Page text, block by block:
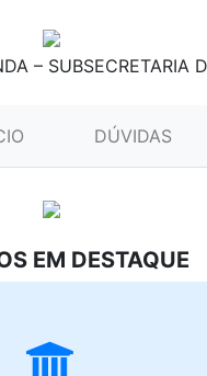
– SUBSECRETARIA
(CURRENT)DÚVIDAS
EM DESTAQUE